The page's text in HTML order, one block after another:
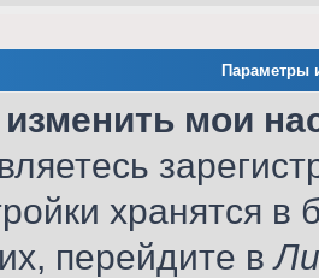
Параметры
мои
хранятся
перейдите в